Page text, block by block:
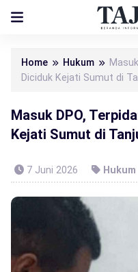
Home Hukum
Diciduk Kejati Sumut di
Masuk DPO,
Kejati Sumut di
7 Juni 2026 Hukum